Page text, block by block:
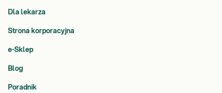
Dla lekarza
Strona korporacyjna
e-Sklep
Blog
Poradnik